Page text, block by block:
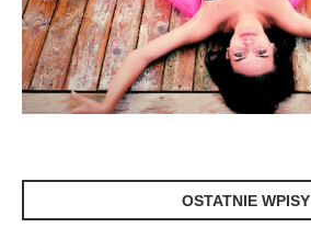
OSTATNIE WPISY